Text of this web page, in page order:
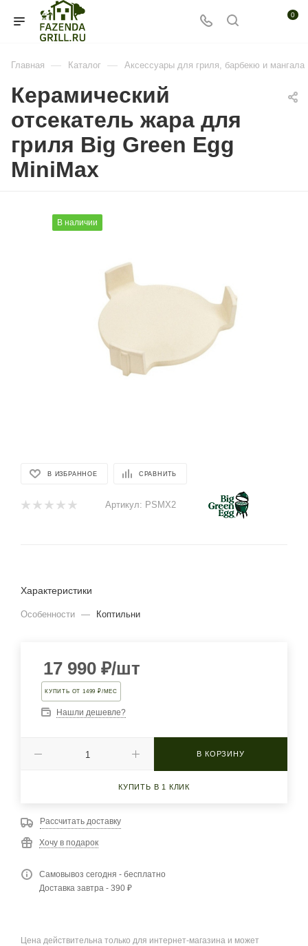
0
Главная — Каталог — Аксессуары для гриля, барбекю и мангала
Керамический
отсекатель жара для
гриля Big Green Egg
MiniMax
В наличии
В ИЗБРАННОЕ СРАВНИТЬ
Артикул: PSMX2
Характеристики
Особенности — Коптильни
17 990 ₽/шт
КУПИТЬ ОТ 1499 ₽/МЕС
Нашли дешевле?
В КОРЗИНУ
КУПИТЬ В 1 КЛИК
Рассчитать доставку
Хочу в подарок
Самовывоз сегодня - бесплатно
Доставка завтра - 390 ₽
Цена действительна только для интернет-магазина и может